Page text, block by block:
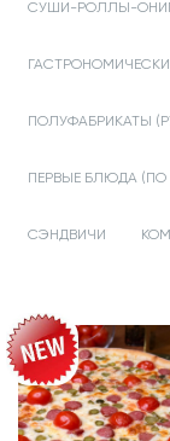
СУШИ-РОЛЛЫ-
ПОЛУФАБРИКАТЫ
ПЕРВЫЕ БЛЮДА
СЭНДВИЧИ